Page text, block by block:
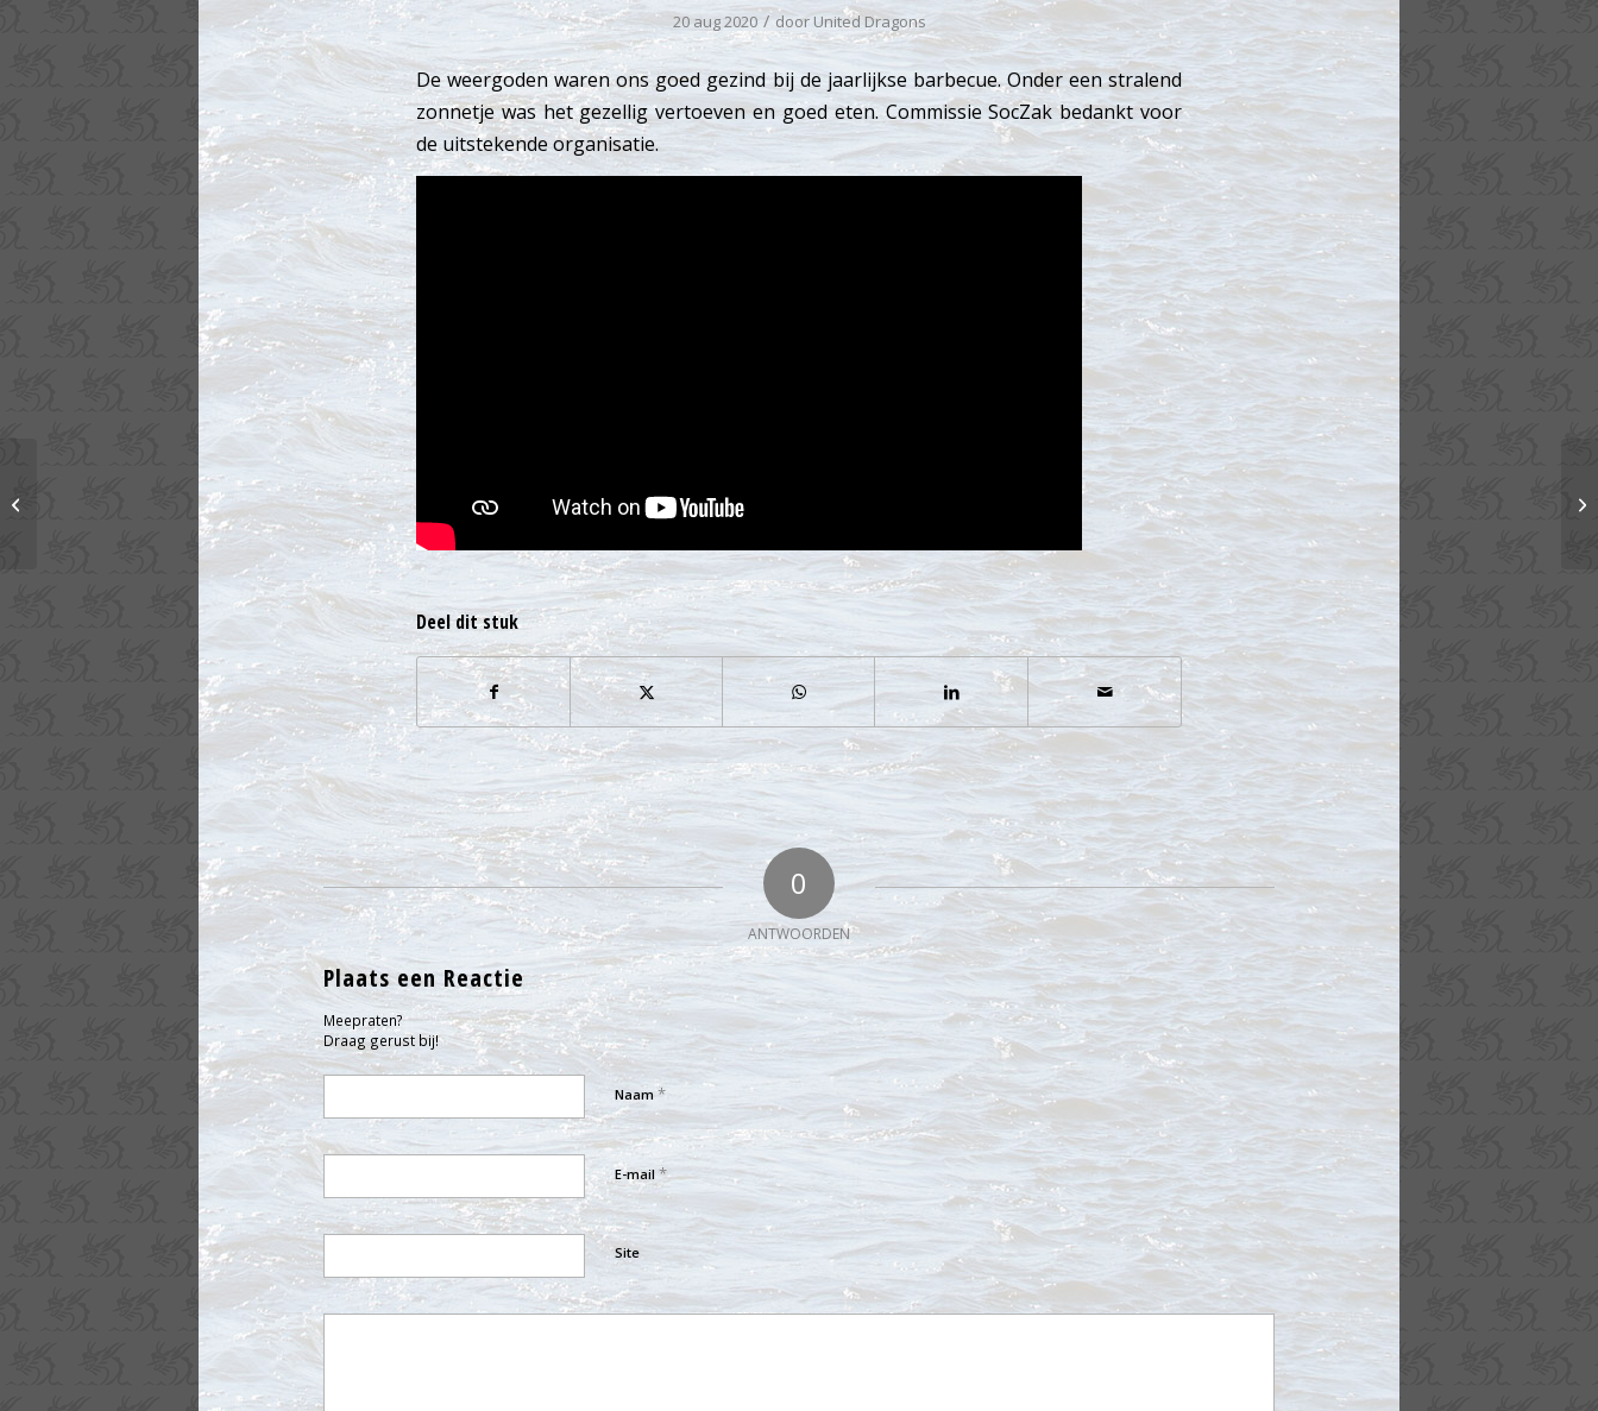
20 aug 2020 / doorUnited Dragons
De weergoden waren ons goed gezind bij de jaarlijkse barbecue. Onder een stralend
zonnetje was het gezellig vertoeven en goed eten. Commissie SocZak bedankt voor
de uitstekende organisatie.
Deel dit stuk
0
ANTWOORDEN
Plaats een Reactie
Meepraten?
Draag gerust bij!
Naam *
E-mail *
Site